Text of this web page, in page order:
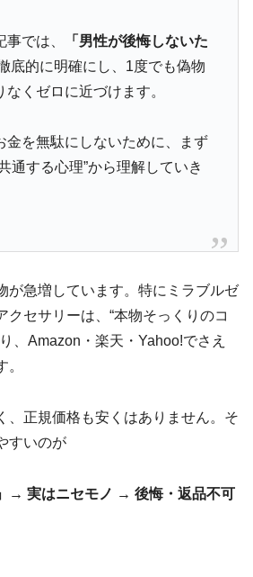
では、
「男性が後悔しないた
底的に明確にし、1度でも偽物
なくゼロに近づけます。
金を無駄にしないために、まず
通する心理”から理解していき
が急増しています。特にミラブルゼ
クセサリーは、“本物そっくりのコ
、Amazon・楽天・Yahoo!でさえ
、正規価格も安くはありません。そ
すいのが
→ 実はニセモノ → 後悔・返品不可